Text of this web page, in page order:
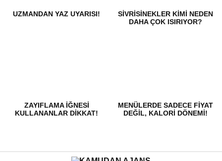
UZMANDAN YAZ UYARISI!
SIVRISINEKLER KIMI NEDEN
DAHA ÇOK ISIRIYOR?
ZAYIFLAMA IĞNESI
KULLANANLAR DIKKAT!
​MENÜLERDE SADECE FIYAT
DEĞIL, KALORI DÖNEMI!